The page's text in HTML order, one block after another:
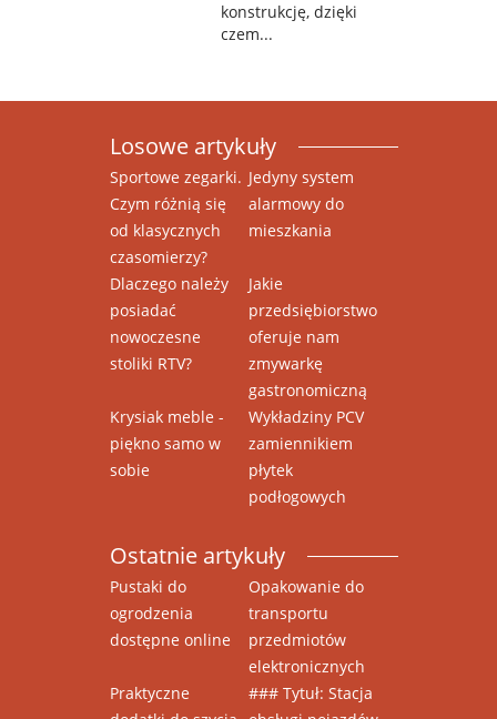
konstrukcję, dzięki
czem...
Losowe artykuły
Sportowe zegarki.
Czym różnią się
od klasycznych
czasomierzy?
Jedyny system
alarmowy do
mieszkania
Dlaczego należy
posiadać
nowoczesne
stoliki RTV?
Jakie
przedsiębiorstwo
oferuje nam
zmywarkę
gastronomiczną
Krysiak meble -
piękno samo w
sobie
Wykładziny PCV
zamiennikiem
płytek
podłogowych
Ostatnie artykuły
Pustaki do
ogrodzenia
dostępne online
Opakowanie do
transportu
przedmiotów
elektronicznych
Praktyczne
### Tytuł: Stacja